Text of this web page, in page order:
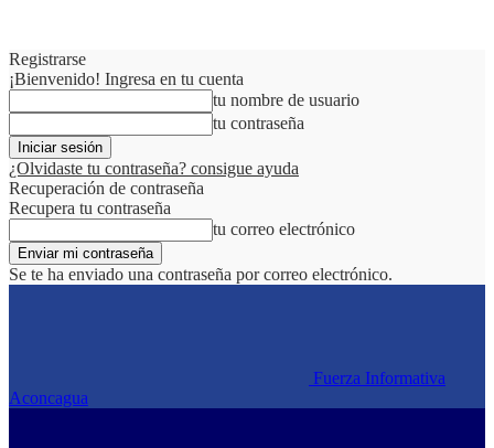
Registrarse
¡Bienvenido! Ingresa en tu cuenta
tu nombre de usuario
tu contraseña
¿Olvidaste tu contraseña? consigue ayuda
Recuperación de contraseña
Recupera tu contraseña
tu correo electrónico
Se te ha enviado una contraseña por correo electrónico.
Fuerza Informativa
Aconcagua